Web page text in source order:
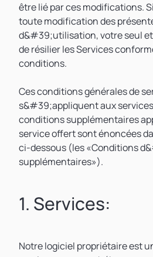
être lié par ces modifications.
toute modification des
d&#39;utilisation, votre seul
de résilier les Services
conditions.
Ces conditions générales de
s&#39;appliquent aux
conditions supplémentaires
service offert sont énoncées
ci-dessous (les «Conditions
supplémentaires»).
1. Services:
Notre logiciel propriétaire est